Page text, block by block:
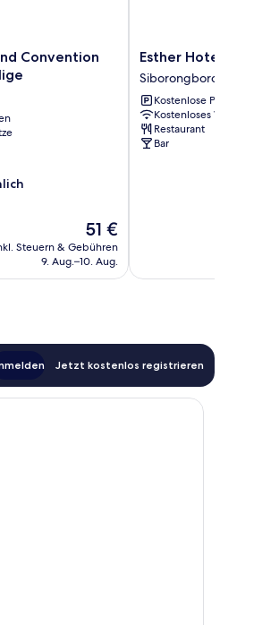
Convention
Der
Preis
beträgt
51 €
Steuern & Gebühren
9. Aug.–10. Aug.
Esther
Hotel
Siborongborong
Esther Hotel
Siborongborong
Kostenlose Parkplätze
Kostenloses WLAN
Restaurant
Bar
Jetzt kostenlos registrieren